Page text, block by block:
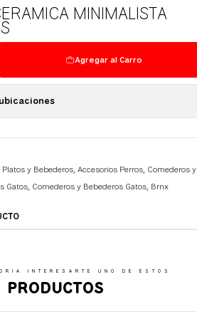
MINIMALISTA
Agregar al Carro
Platos y Bebederos,Accesorios Perros, Comederos y
Gatos, Comederos y Bebederos Gatos, Brnx
INTERESARTE UNO DE ESTOS
PRODUCTOS